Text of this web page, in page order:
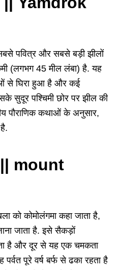
पवित्र और सबसे बड़ी झीलों
(लगभग 45 मील लंबा) है. यह
से घिरा हुआ है और कई
सुदूर पश्चिमी छोर पर झील की
पौराणिक कथाओं के अनुसार,
|| mount
को कोमोलंगमा कहा जाता है,
जाता है. इसे सैकड़ों
है और दूर से यह एक चमकता
पर्वत पूरे वर्ष बर्फ से ढका रहता है